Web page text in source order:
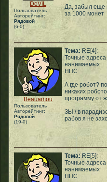
DeVIL
Пользователь
Авторейтинг:
Рядовой
(6-0)
Да, забыл еще
за 1000 монет
Beauamou
Пользователь
Авторейтинг:
Рядовой
(19-0)
Тема: RE[4]:
Точные адреса
нанимаемых
НПС
А где робот?
никаких
программу от
ЗЫ.\ в
рабов я не
Тема:RE[5]:
Точные адреса
нанимаемых
НПС